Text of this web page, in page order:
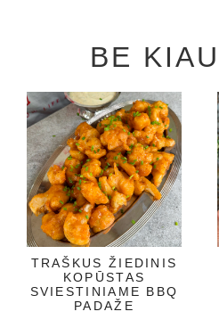
BE
TRAŠKUS ŽIEDINIS
KOPŪSTAS
SVIESTINIAME BBQ
PADAŽE